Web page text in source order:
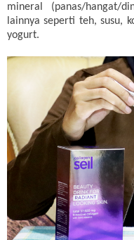
mineral (panas/hangat/
lainnya seperti teh, susu,
yogurt.